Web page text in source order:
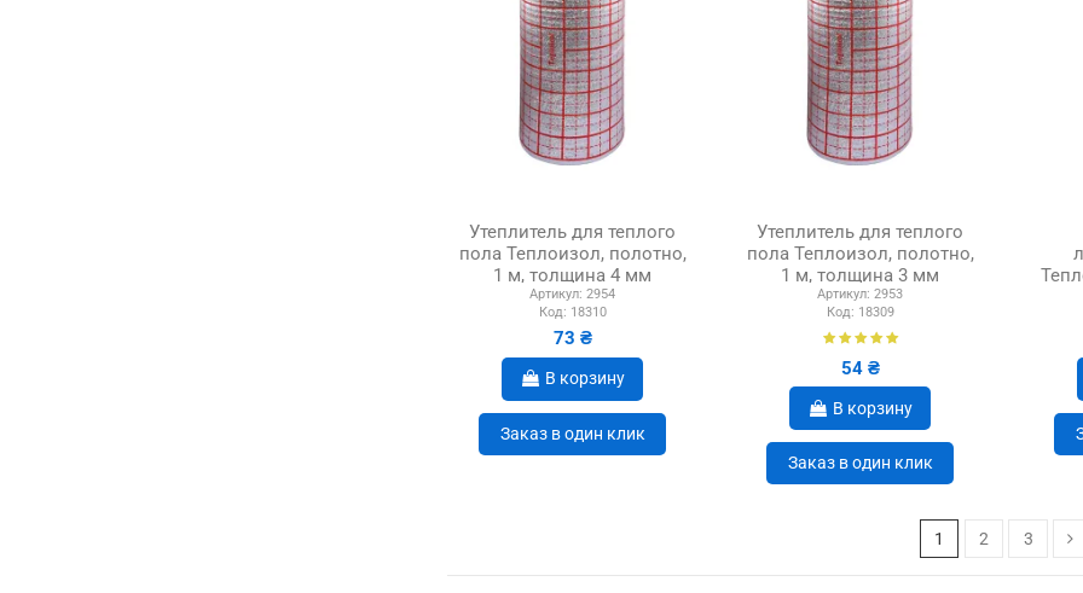
Утеплитель для теплого
пола Теплоизол, полотно,
1 м, толщина 4 мм
Артикул: 2954
Код: 18310
73 ₴
В корзину
Заказ в один клик
Утеплитель для теплого
пола Теплоизол, полотно,
1 м, толщина 3 мм
Артикул: 2953
Код: 18309
54 ₴
В корзину
Заказ в один клик
1 2 3